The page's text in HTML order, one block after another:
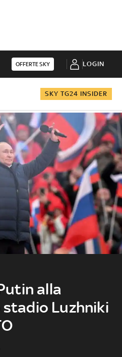
OFFERTE SKY LOGIN
SKY TG24 INSIDER
alla
stadio Luzhniki